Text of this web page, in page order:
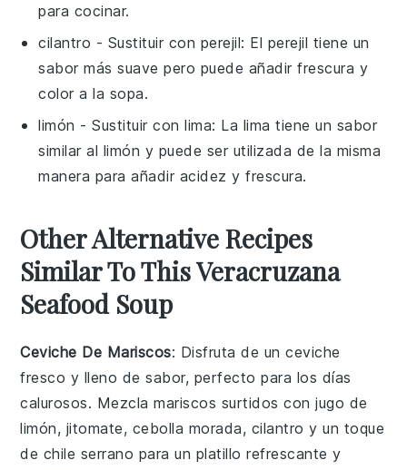
para cocinar.
cilantro - Sustituir con perejil: El perejil tiene un
sabor más suave pero puede añadir frescura y
color a la sopa.
limón - Sustituir conlima: La lima tiene un sabor
similar al limón y puede ser utilizada de la misma
manera para añadir acidez y frescura.
Other Alternative Recipes
Similar To This Veracruzana
Seafood Soup
Ceviche De Mariscos: Disfruta de unceviche
fresco y lleno de sabor, perfecto para los días
calurosos. Mezclamariscos surtidos conjugo de
limón, jitomate, cebolla morada, cilantro y un toque
de chile serrano para un platillo refrescante y